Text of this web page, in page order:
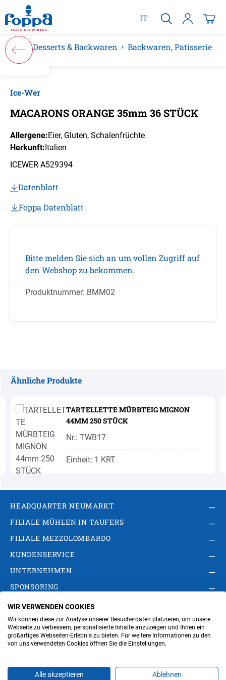
springen
IT
Desserts & Backwaren Backwaren, Patisserie
Ice-Wer
MACARONS ORANGE 35mm 36 STÜCK
Allergene:Eier, Gluten, Schalenfrüchte
Herkunft:Italien
ICEWER A529394
Datenblatt
Foppa Datenblatt
Bitte melden Sie sich an um vollen Zugriff auf
den Webshop zu bekommen.
Produktnummer: BMM02
Ähnliche Produkte
TARTELLETTE MÜRBTEIG MIGNON
44MM 250 STÜCK
Nr.: TWB17
Einheit: 1 KRT
HEADQUARTER NEUMARKT
FILIALE MÜHLEN IN TAUFERS
FILIALE MEZZOLOMBARDO
KUNDENSERVICE
UNTERNEHMEN
SPONSORING
AGB Privacy Policy
Impressum
Cookie-Einstellungen ändern
Verwaltung
WIR VERWENDEN COOKIES
Wir können diese zur Analyse unserer Besucherdaten platzieren, um unsere
Webseite zu verbessern, personalisierte Inhalte anzuzeigen und Ihnen ein
großartiges Webseiten-Erlebnis zu bieten. Für weitere Informationen zu den
von uns verwendeten Cookies öffnen Sie die Einstellungen.
Alle akzeptieren Ablehnen